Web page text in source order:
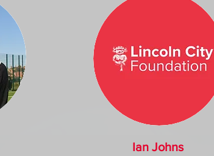
Ian Johns